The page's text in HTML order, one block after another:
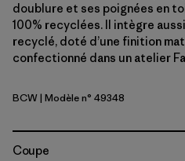
doublure et ses poignées en
100% recyclées. Il intègre
recyclé, doté d’une finition
confectionné dans un atelier
Birch White
BCW| Modèle n° 49348
Coupe